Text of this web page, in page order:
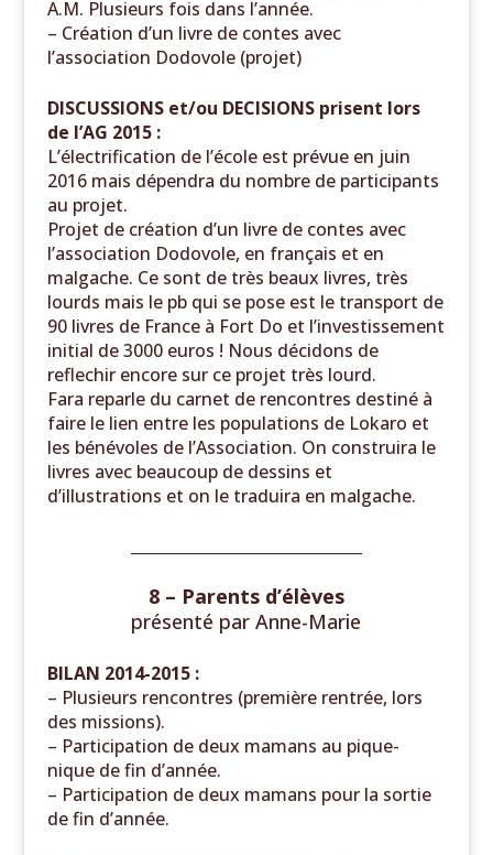
A.M. Plusieurs fois dans l’année.
– Création d’un livre de contes avec
l’association Dodovole (projet)
DISCUSSIONS et/ou DECISIONS prisent lors
de l’AG 2015 :
L’électrification de l’école est prévue en juin
2016 mais dépendra du nombre de participants
au projet.
Projet de création d’un livre de contes avec
l’association Dodovole, en français et en
malgache. Ce sont de très beaux livres, très
lourds mais le pb qui se pose est le transport de
90 livres de France à Fort Do et l’investissement
initial de 3000 euros ! Nous décidons de
reflechir encore sur ce projet très lourd.
Fara reparle du carnet de rencontres destiné à
faire le lien entre les populations de Lokaro et
les bénévoles de l’Association. On construira le
livres avec beaucoup de dessins et
d’illustrations et on le traduira en malgache.
8 – Parents d’élèves
présenté parAnne-Marie
BILAN 2014-2015 :
– Plusieurs rencontres (première rentrée, lors
des missions).
– Participation de deux mamans au pique-
nique de fin d’année.
– Participation de deux mamans pour la sortie
de fin d’année.